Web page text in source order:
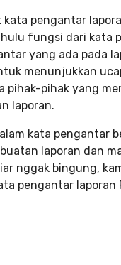
pengantar
fungsi dari kata
yang ada pada
menunjukkan
pihak-pihak yang
laporan.
kata pengantar
laporan dan
nggak bingung,
pengantar laporan